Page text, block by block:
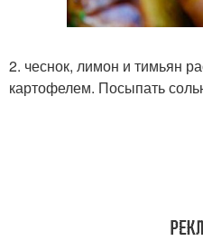
2. чеснок, лимон и тимьян
картофелем. Посыпать